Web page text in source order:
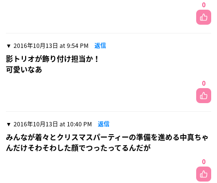
0
2016年10月13日 at 9:54 PM 返信
影トリオが飾り付け担当か！
可愛いなあ
0
2016年10月13日 at 10:40 PM 返信
みんなが着々とクリスマスパーティーの準備を進める中真ちゃ
んだけそわそわした顔でつったってるんだが
0